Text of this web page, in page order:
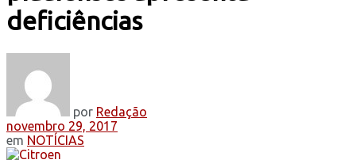
deficiências
por Redação
novembro 29, 2017
em NOTÍCIAS